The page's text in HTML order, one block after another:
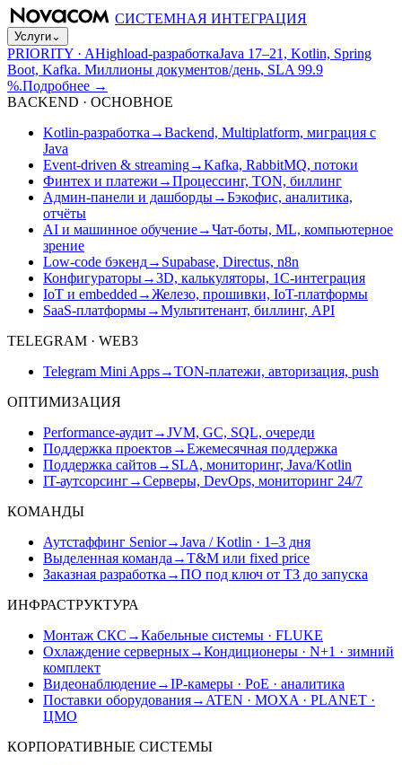
СИСТЕМНАЯ ИНТЕГРАЦИЯ
Услуги⌄
PRIORITY · AHighload-разработкаJava 17–21, Kotlin, Spring
Boot, Kafka. Миллионы документов/день, SLA 99.9
%.Подробнее →
BACKEND · ОСНОВНОЕ
Kotlin-разработка →Backend, Multiplatform, миграция с
Java
Event-driven & streaming→Kafka, RabbitMQ, потоки
Финтех и платежи →Процессинг, TON, биллинг
Админ-панели и дашборды→Бэкофис, аналитика,
отчёты
AI и машинное обучение→Чат-боты, ML, компьютерное
зрение
Low-code бэкенд→ Supabase, Directus, n8n
Конфигураторы→3D, калькуляторы, 1С-интеграция
IoT и embedded →Железо, прошивки, IoT-платформы
SaaS-платформы→Мультитенант, биллинг, API
TELEGRAM · WEB3
Telegram Mini Apps→TON-платежи, авторизация, push
ОПТИМИЗАЦИЯ
Performance-аудит→JVM, GC, SQL, очереди
Поддержка проектов →Ежемесячная поддержка
Поддержка сайтов → SLA, мониторинг, Java/Kotlin
IT-аутсорсинг→Серверы, DevOps, мониторинг 24/7
КОМАНДЫ
Аутстаффинг Senior→Java / Kotlin · 1–3 дня
Выделенная команда →T&M или fixed price
Заказная разработка →ПО под ключ от ТЗ до запуска
ИНФРАСТРУКТУРА
Монтаж СКС →Кабельные системы · FLUKE
Охлаждение серверных→Кондиционеры · N+1 · зимний
комплект
Видеонаблюдение→IP-камеры · PoE · аналитика
Поставки оборудования→ ATEN · MOXA · PLANET ·
ЦМО
КОРПОРАТИВНЫЕ СИСТЕМЫ